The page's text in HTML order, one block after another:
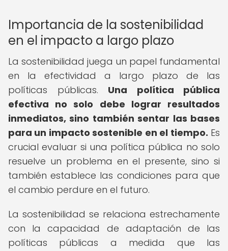
Importancia de la sostenibilidad
en el impacto a largo plazo
La sostenibilidad juega un papel fundamental
en la efectividad a largo plazo de las
políticas públicas. Una política pública
efectiva no solo debe lograr resultados
inmediatos, sino también sentar las bases
para un impacto sostenible en el tiempo. Es
crucial evaluar si una política pública no solo
resuelve un problema en el presente, sino si
también establece las condiciones para que
el cambio perdure en el futuro.
La sostenibilidad se relaciona estrechamente
con la capacidad de adaptación de las
políticas públicas a medida que las